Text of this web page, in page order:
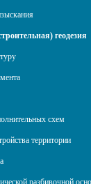
геодезия
схем
территории
разбивочной